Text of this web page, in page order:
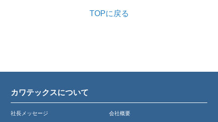
TOPに戻る
カワテックスについて
社長メッセージ 会社概要